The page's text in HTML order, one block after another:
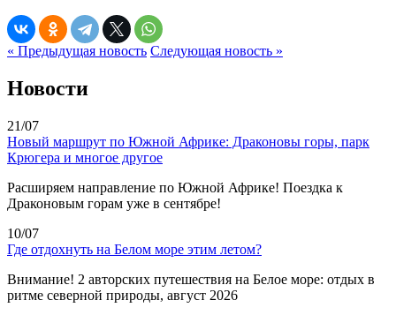
« Предыдущая новость Следующая новость »
Новости
21/07
Новый маршрут по Южной Африке: Драконовы горы, парк
Крюгера и многое другое
Расширяем направление по Южной Африке! Поездка к
Драконовым горам уже в сентябре!
10/07
Где отдохнуть на Белом море этим летом?
Внимание! 2 авторских путешествия на Белое море: отдых в
ритме северной природы, август 2026